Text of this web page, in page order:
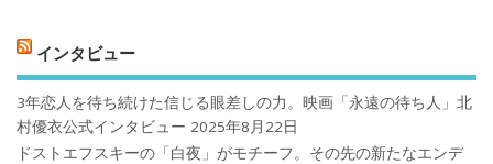
インタビュー
3年恋人を待ち続けた信じる眼差しの力。映画「永遠の待ち人」北
村優衣公式インタビュー 2025年8月22日
ドストエフスキーの「白夜」がモチーフ。その先の新たなエンデ